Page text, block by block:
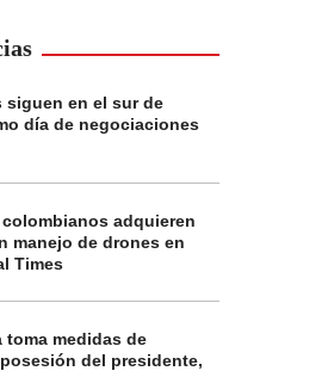
siguen en el sur de
día de negociaciones
adquieren
manejo de drones en
Times
toma medidas de
del presidente,